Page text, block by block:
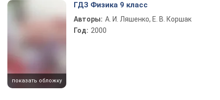
показать обложку
ГДЗ Физика 9 класс
Авторы: А. И. Ляшенко, Е. В. Коршак
Год: 2000